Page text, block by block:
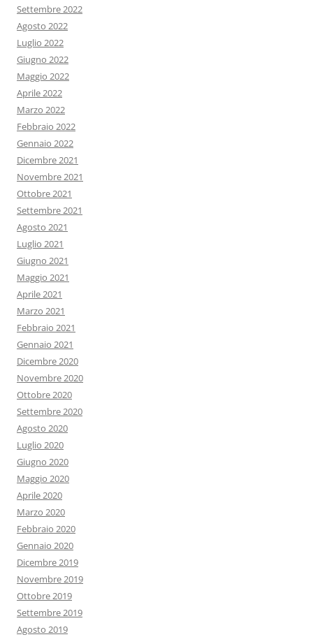
Settembre 2022
Agosto 2022
Luglio 2022
Giugno 2022
Maggio 2022
Aprile 2022
Marzo 2022
Febbraio 2022
Gennaio 2022
Dicembre 2021
Novembre 2021
Ottobre 2021
Settembre 2021
Agosto 2021
Luglio 2021
Giugno 2021
Maggio 2021
Aprile 2021
Marzo 2021
Febbraio 2021
Gennaio 2021
Dicembre 2020
Novembre 2020
Ottobre 2020
Settembre 2020
Agosto 2020
Luglio 2020
Giugno 2020
Maggio 2020
Aprile 2020
Marzo 2020
Febbraio 2020
Gennaio 2020
Dicembre 2019
Novembre 2019
Ottobre 2019
Settembre 2019
Agosto 2019